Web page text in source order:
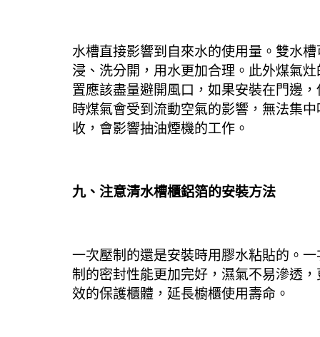
水槽直接影響到自來水的使用量。 雙水槽
浸、洗分開，用水更加合理。 此外煤氣灶
置應該盡量避開風口，如果安裝在門邊，
時煤氣會受到流動空氣的影響，無法集中
收，會影響抽油煙機的工作。
九、注意清水槽櫃鋁箔的安裝方法
一次壓制的還是安裝時用膠水粘貼的。 一
制的密封性能更加完好，濕氣不易滲透，
效的保護櫃體，延長櫥櫃使用壽命。